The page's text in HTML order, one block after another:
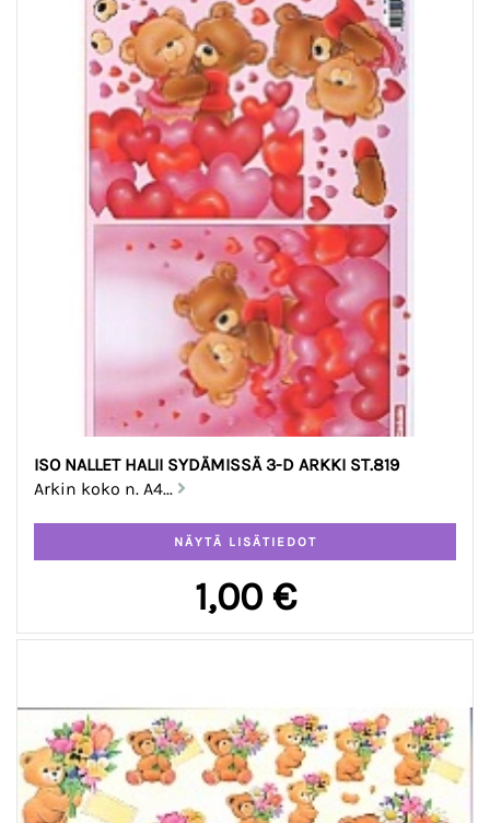
ISO NALLET HALII SYDÄMISSÄ 3-D ARKKI ST.819
Arkin koko n. A4...
1,00 €